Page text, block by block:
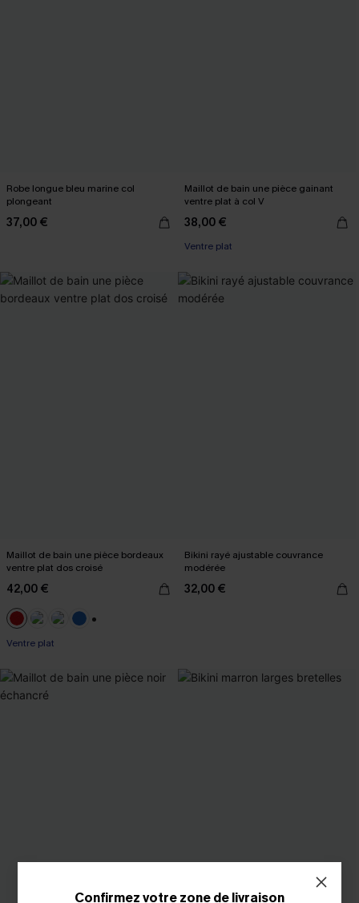
Robe longue bleu marine col
plongeant
37,00 €
Maillot de bain une pièce gainant
ventre plat à col V
38,00 €
Ventre plat
Maillot de bain une pièce bordeaux
ventre plat dos croisé
42,00 €
Ventre plat
Bikini rayé ajustable couvrance
modérée
32,00 €
Confirmez votre zone de livraison